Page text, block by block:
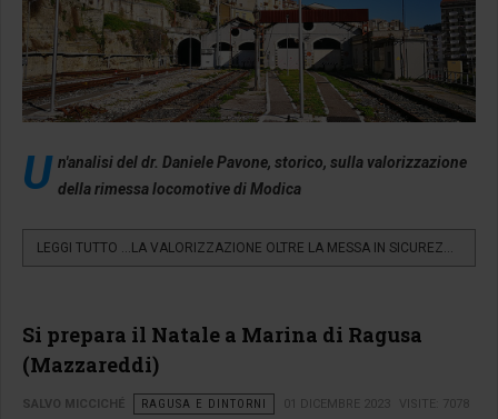
U n'analisi del dr. Daniele Pavone, storico, sulla valorizzazione
della rimessa locomotive di Modica
LEGGI TUTTO …LA VALORIZZAZIONE OLTRE LA MESSA IN SICUREZZA...
Si prepara il Natale a Marina di Ragusa
(Mazzareddi)
SALVO MICCICHÉ RAGUSA E DINTORNI 01 DICEMBRE 2023 VISITE: 7078